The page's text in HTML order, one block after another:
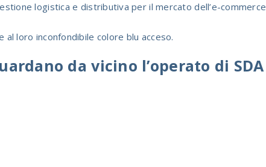
logistica e distributiva per il mercato dell’e-commerce
loro inconfondibile colore blu acceso.
da vicino l’operato di SDA